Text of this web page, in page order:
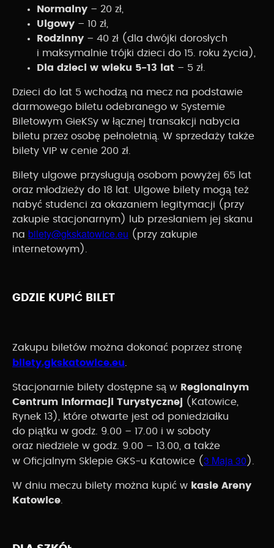
Normalny – 20 zł,
Ulgowy – 10 zł,
Rodzinny – 40 zł (dla dwójki dorosłych
i maksymalnie trójki dzieci do 15. roku życia),
Dla dzieci w wieku 5-13 lat – 5 zł.
Dzieci do lat 5 wchodzą na mecz na podstawie
darmowego biletu odebranego w Systemie
Biletowym GieKSy w łącznej transakcji nabycia
biletu przez osobę pełnoletnią. W sprzedaży także
bilety VIP w cenie 200 zł.
Bilety ulgowe przysługują osobom powyżej 65 lat
oraz młodzieży do 18 lat. Ulgowe bilety mogą też
nabyć studenci za okazaniem legitymacji (przy
zakupie stacjonarnym) lub przesłaniem jej skanu
na bilety@gkskatowice.eu (przy zakupie
internetowym).
GDZIE KUPIĆ BILET
Zakupu biletów można dokonać poprzez stronę
bilety.gkskatowice.eu
Stacjonarnie bilety dostępne są w Regionalnym
Centrum Informacji Turystycznej (Katowice,
Rynek 13), które otwarte jest od poniedziałku
do piątku w godz. 9.00 – 17.00 i w soboty
oraz niedziele w godz. 9.00 – 13.00, a także
w Oficjalnym Sklepie GKS-u Katowice ( 3 Maja 30 ).
W dniu meczu bilety można kupić w kasie Areny
Katowice